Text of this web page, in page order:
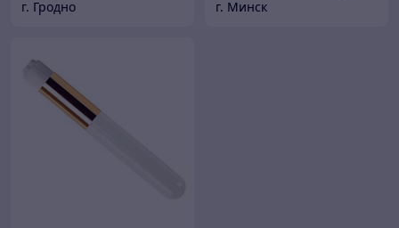
г. Гродно
г. Минск